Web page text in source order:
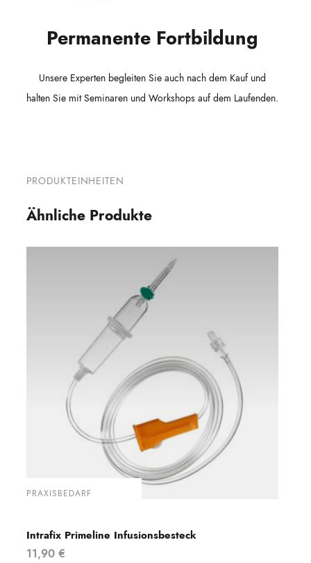
PRODUKTEINHEITEN
Ähnliche Produkte
PRAXISBEDARF
Intrafix Primeline Infusionsbesteck
11,90 €
Permanente Fortbildung
Unsere Experten begleiten Sie auch nach dem Kauf und
halten Sie mit Seminaren und Workshops auf dem Laufenden.